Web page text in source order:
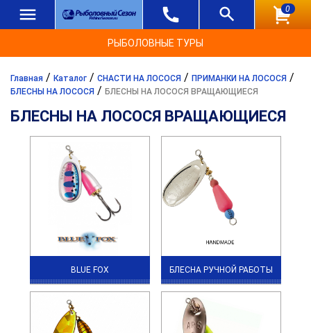
0
РЫБОЛОВНЫЕ ТУРЫ
Главная / Каталог / СНАСТИ НА ЛОСОСЯ / ПРИМАНКИ НА ЛОСОСЯ /
БЛЕСНЫ НА ЛОСОСЯ / БЛЕСНЫ НА ЛОСОСЯ ВРАЩАЮЩИЕСЯ
БЛЕСНЫ НА ЛОСОСЯ ВРАЩАЮЩИЕСЯ
BLUE FOX БЛЕСНА РУЧНОЙ РАБОТЫ